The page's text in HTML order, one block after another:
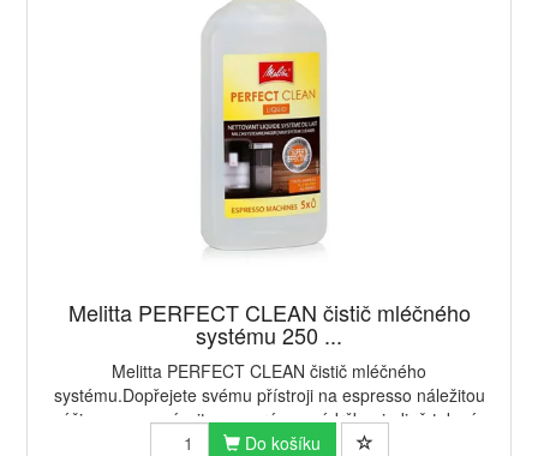
Melitta PERFECT CLEAN čistič mléčného
systému 250 ...
Melitta PERFECT CLEAN čistič mléčného
systému.Dopřejete svému přístroji na espresso náležitou
péči a nezapomínejte na správnou údržbu, jedině tak vás
odmění opravdu lahodnou kávou. Čisticí kapalina Me...
Do košíku